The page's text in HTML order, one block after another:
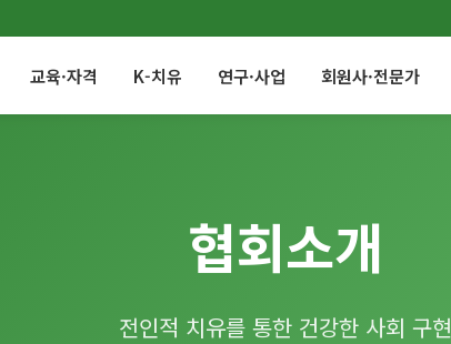
교육·자격 K-치유 연구·사업 회원사·전문가
협회소개
전인적 치유를 통한 건강한 사회 구현